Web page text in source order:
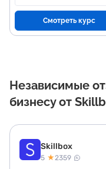
Смотреть курс
Независимые
бизнесу от
Skillbox
5 ★2359